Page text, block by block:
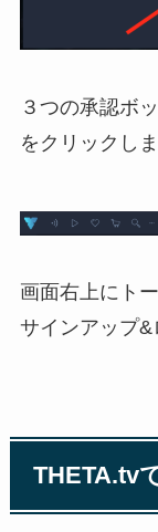
３つの承認ボ
をクリックしま
画面右上にト
サインアップ&
THETA.tv